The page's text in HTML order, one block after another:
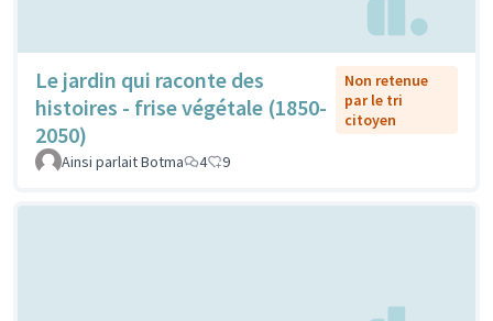
Le jardin qui raconte des
histoires - frise végétale (1850-
2050)
Non retenue
par le tri
citoyen
Ainsi parlait Botma 4 9